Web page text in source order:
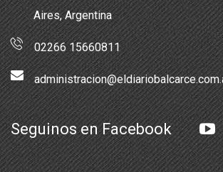
Aires, Argentina
02266 15660811
Seguinos en Facebook